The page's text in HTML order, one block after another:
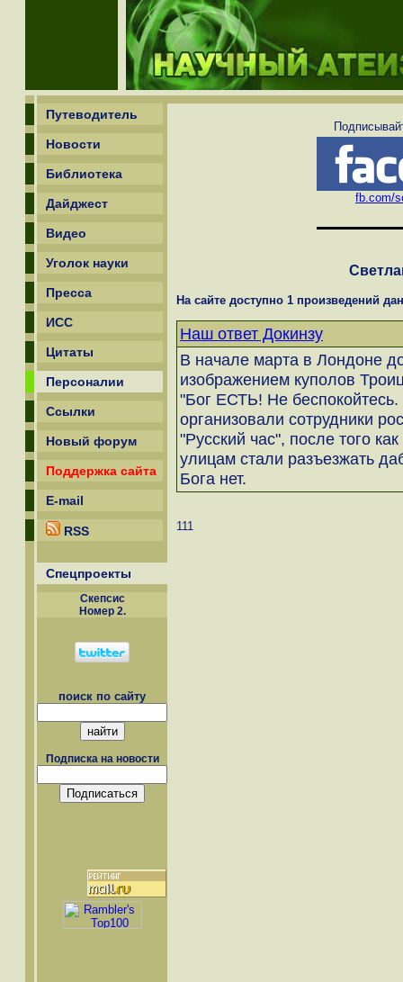
Путеводитель
Новости
Библиотека
Дайджест
Видео
Уголок науки
Пресса
ИСС
Цитаты
Персоналии
Ссылки
Новый форум
Поддержка сайта
E-mail
RSS
Спецпроекты
Скепсиc
Номер 2.
поиск по сайту
Подписка на новости
fb.com/
На сайте доступно 1 произведений
Наш ответ Докинзу
В начале марта в Лондоне
изображением куполов
"Бог ЕСТЬ! Не
организовали сотрудники
"Русский час", после того
улицам стали разъезжать
Бога нет.
111